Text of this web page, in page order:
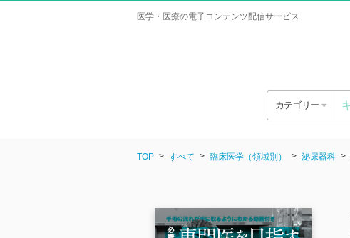
医学・医療の電子コンテンツ配信サービス
カテゴリー
TOP すべて 臨床医学（領域別） 泌尿器科